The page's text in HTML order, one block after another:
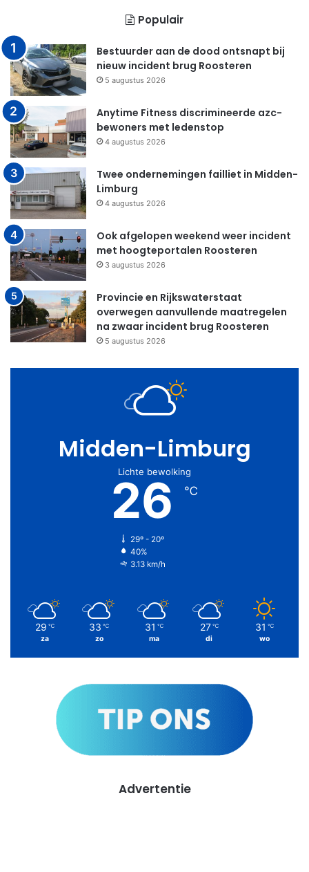
Populair
Bestuurder aan de dood ontsnapt bij
nieuw incident brug Roosteren
5 augustus 2026
Anytime Fitness discrimineerde azc-
bewoners met ledenstop
4 augustus 2026
Twee ondernemingen failliet in Midden-
Limburg
4 augustus 2026
Ook afgelopen weekend weer incident
met hoogteportalen Roosteren
3 augustus 2026
Provincie en Rijkswaterstaat
overwegen aanvullende maatregelen
na zwaar incident brug Roosteren
5 augustus 2026
Midden-Limburg
Lichte bewolking
26 ℃
29º - 20º
40%
3.13 km/h
29 ℃
za
33 ℃
zo
31 ℃
ma
27 ℃
di
31 ℃
wo
Advertentie